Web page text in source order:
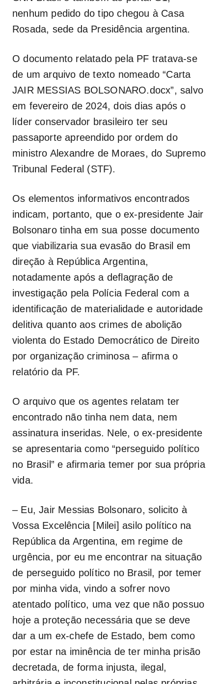
nenhum pedido do tipo chegou à Casa
Rosada, sede da Presidência argentina.
O documento relatado pela PF tratava-se
de um arquivo de texto nomeado “Carta
JAIR MESSIAS BOLSONARO.docx”, salvo
em fevereiro de 2024, dois dias após o
líder conservador brasileiro ter seu
passaporte apreendido por ordem do
ministro Alexandre de Moraes, do Supremo
Tribunal Federal (STF).
Os elementos informativos encontrados
indicam, portanto, que o ex-presidente Jair
Bolsonaro tinha em sua posse documento
que viabilizaria sua evasão do Brasil em
direção à República Argentina,
notadamente após a deflagração de
investigação pela Polícia Federal com a
identificação de materialidade e autoridade
delitiva quanto aos crimes de abolição
violenta do Estado Democrático de Direito
por organização criminosa – afirma o
relatório da PF.
O arquivo que os agentes relatam ter
encontrado não tinha nem data, nem
assinatura inseridas. Nele, o ex-presidente
se apresentaria como “perseguido político
no Brasil” e afirmaria temer por sua própria
vida.
– Eu, Jair Messias Bolsonaro, solicito à
Vossa Excelência [Milei] asilo político na
República da Argentina, em regime de
urgência, por eu me encontrar na situação
de perseguido político no Brasil, por temer
por minha vida, vindo a sofrer novo
atentado político, uma vez que não possuo
hoje a proteção necessária que se deve
dar a um ex-chefe de Estado, bem como
por estar na iminência de ter minha prisão
decretada, de forma injusta, ilegal,